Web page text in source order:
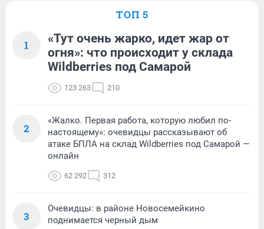
ТОП 5
1
«Тут очень жарко, идет жар от
огня»: что происходит у склада
Wildberries под Самарой
123 263 210
2
«Жалко. Первая работа, которую любил по-
настоящему»: очевидцы рассказывают об
атаке БПЛА на склад Wildberries под Самарой —
онлайн
62 292 312
3
Очевидцы: в районе Новосемейкино
поднимается черный дым